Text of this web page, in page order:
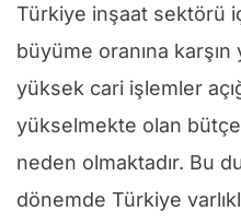
Türkiye inşaat sektörü
büyüme oranına
yüksek cari işlemler
yükselmekte olan bütçe
neden olmaktadır. Bu
dönemde Türkiye